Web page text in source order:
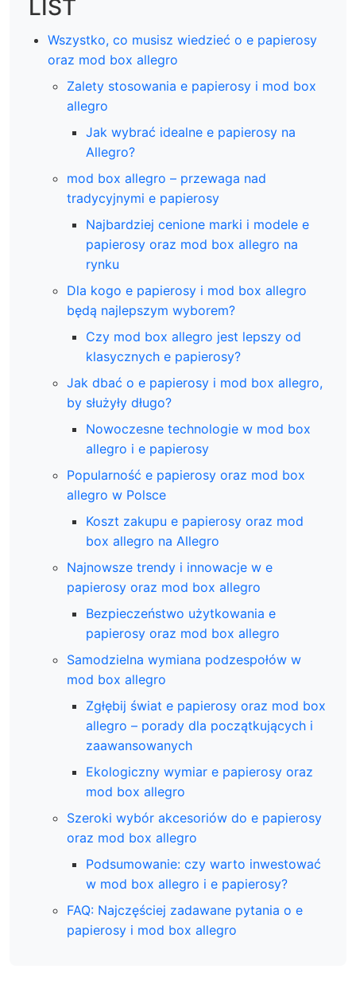
LIST
Wszystko, co musisz wiedzieć o e papierosy
oraz mod box allegro
Zalety stosowania e papierosy i mod box
allegro
Jak wybrać idealne e papierosy na
Allegro?
mod box allegro – przewaga nad
tradycyjnymi e papierosy
Najbardziej cenione marki i modele e
papierosy oraz mod box allegro na
rynku
Dla kogo e papierosy i mod box allegro
będą najlepszym wyborem?
Czy mod box allegro jest lepszy od
klasycznych e papierosy?
Jak dbać o e papierosy i mod box allegro,
by służyły długo?
Nowoczesne technologie w mod box
allegro i e papierosy
Popularność e papierosy oraz mod box
allegro w Polsce
Koszt zakupu e papierosy oraz mod
box allegro na Allegro
Najnowsze trendy i innowacje w e
papierosy oraz mod box allegro
Bezpieczeństwo użytkowania e
papierosy oraz mod box allegro
Samodzielna wymiana podzespołów w
mod box allegro
Zgłębij świat e papierosy oraz mod box
allegro – porady dla początkujących i
zaawansowanych
Ekologiczny wymiar e papierosy oraz
mod box allegro
Szeroki wybór akcesoriów do e papierosy
oraz mod box allegro
Podsumowanie: czy warto inwestować
w mod box allegro i e papierosy?
FAQ: Najczęściej zadawane pytania o e
papierosy i mod box allegro